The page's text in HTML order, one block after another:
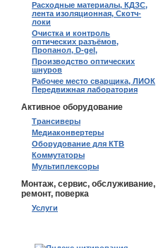
Расходные материалы, КДЗС,
лента изоляционная, Скотч-
локи
Очистка и контроль
оптических разъёмов,
Пропанол, D-gel,
Производство оптических
шнуров
Рабочее место сварщика, ЛИОК
Передвижная лаборатория
Активное оборудование
Трансиверы
Медиаконвертеры
Оборудование для КТВ
Коммутаторы
Мультиплексоры
Монтаж, сервис, обслуживание,
ремонт, поверка
Услуги